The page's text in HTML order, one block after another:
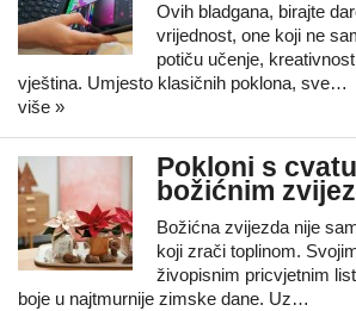
Ovih bladgana, birajte
vrijednost, one koji ne
potiču učenje,
vještina. Umjesto klasičnih poklona, sve…
više »
Pokloni s
božićnim
Božićna zvijezda nije
koji zrači toplinom.
živopisnim pricvjetnim
boje u najtmurnije zimske dane. Uz…